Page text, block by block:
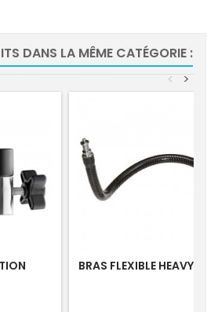
DANS LA MÊME CATÉGORIE :
>
<
BRAS FLEXIBLE HEAVY